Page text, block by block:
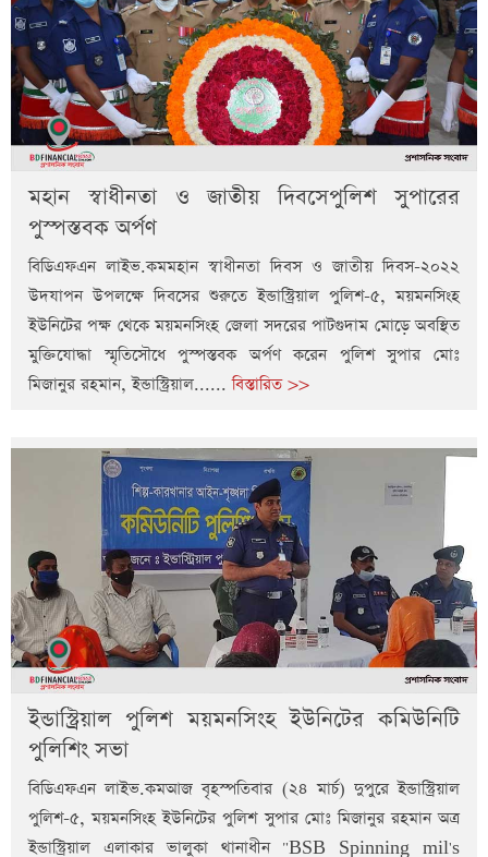
মহান স্বাধীনতা ও জাতীয় দিবসেপুলিশ সুপারের
পুস্পস্তবক অর্পণ
বিডিএফএন লাইভ.কমমহান স্বাধীনতা দিবস ও জাতীয় দিবস-২০২২
উদযাপন উপলক্ষে দিবসের শুরুতে ইন্ডাস্ট্রিয়াল পুলিশ-৫, ময়মনসিংহ
ইউনিটের পক্ষ থেকে ময়মনসিংহ জেলা সদরের পাটগুদাম মোড়ে অবস্থিত
মুক্তিযোদ্ধা স্মৃতিসৌধে পুস্পস্তবক অর্পণ করেন পুলিশ সুপার মোঃ
মিজানুর রহমান, ইন্ডাস্ট্রিয়াল......বিস্তারিত >>
ইন্ডাস্ট্রিয়াল পুলিশ ময়মনসিংহ ইউনিটের কমিউনিটি
পুলিশিং সভা
বিডিএফএন লাইভ.কমআজ বৃহস্পতিবার (২৪ মার্চ) দুপুরে ইন্ডাস্ট্রিয়াল
পুলিশ-৫, ময়মনসিংহ ইউনিটের পুলিশ সুপার মোঃ মিজানুর রহমান অত্র
ইন্ডাস্ট্রিয়াল এলাকার ভালুকা থানাধীন "BSB Spinning mil's